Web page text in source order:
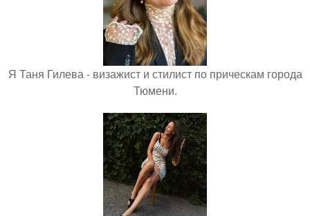
Я Таня Гилева - визажист и стилист по прическам города
Тюмени.